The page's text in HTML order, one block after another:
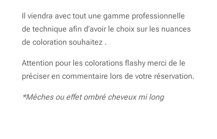
Il viendra avec tout une gamme professionnelle
de technique afin d’avoir le choix sur les nuances
de coloration souhaitez .
Attention pour les colorations flashy merci de le
préciser en commentaire lors de votre réservation.
*Mèches ou effet ombré cheveux mi long